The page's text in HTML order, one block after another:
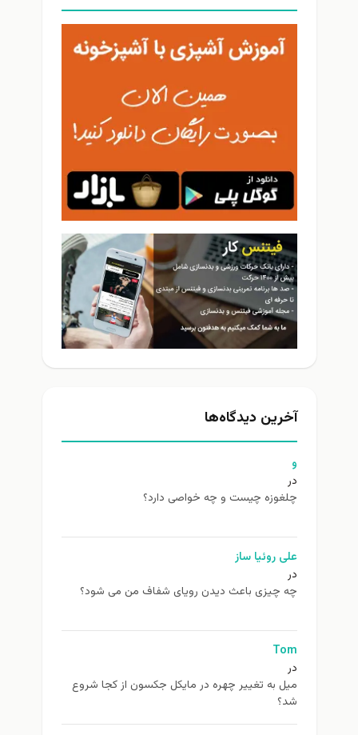
آخرین دیدگاه‌ها
و
در
چلغوزه چیست و چه خواصی دارد؟
علی روئیا ساز
در
چه چیزی باعث دیدن رویای شفاف من می شود؟
Tom
در
ميل به تغيير چهره در مایکل جکسون از كجا شروع
شد؟